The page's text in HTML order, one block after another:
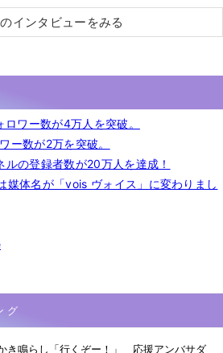
インタビューをみる
ワー数が4万人を突破。
数が2万を突破。
の登録者数が20万人を達成！
体名が「vois ヴォイス」に変わりまし
グ
鳴らし「行くぞー！」 応援アンバサダ